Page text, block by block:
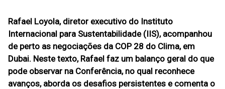
Rafael Loyola, diretor executivo do Instituto
Internacional para Sustentabilidade (IIS), acompanhou
de perto as negociações da COP 28 do Clima, em
Dubai. Neste texto, Rafael faz um balanço geral do que
pode observar na Conferência, no qual reconhece
avanços, aborda os desafios persistentes e comenta o